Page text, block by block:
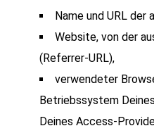
Name und URL der
Website, von der
(Referrer-URL),
verwendeter
Betriebssystem
Deines Access-